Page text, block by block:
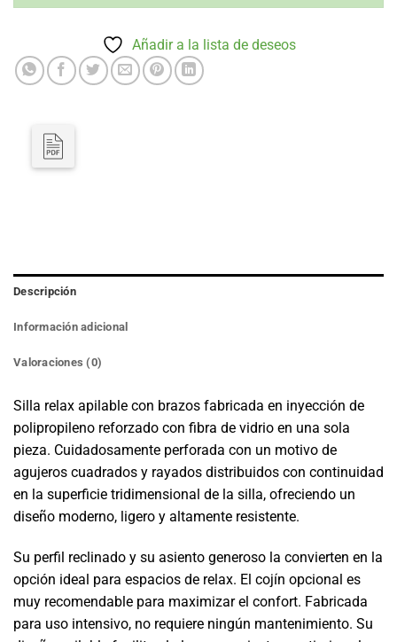
Añadir a la lista de deseos
Descripción
Información adicional
Valoraciones (0)
Silla relax apilable con brazos fabricada en inyección de
polipropileno reforzado con fibra de vidrio en una sola
pieza. Cuidadosamente perforada con un motivo de
agujeros cuadrados y rayados distribuidos con continuidad
en la superficie tridimensional de la silla, ofreciendo un
diseño moderno, ligero y altamente resistente.
Su perfil reclinado y su asiento generoso la convierten en la
opción ideal para espacios de relax. El cojín opcional es
muy recomendable para maximizar el confort. Fabricada
para uso intensivo, no requiere ningún mantenimiento. Su